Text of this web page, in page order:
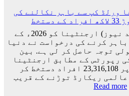
ورلڈ کپ سے باہر نکالنے کی
اسلام آباد (مانند نیوز) ارجنٹینا کو 2026ء کے
کرنے کی درخواست نے دنیا
توجہ حاصل کر لی ہے. بین
رپورٹس کے مطابق ارجنٹینا
کے خلاف درخواست پر 23,316,108 افراد دستخط کر
ریکارڈ توڑنے کے قریب
Read more
: